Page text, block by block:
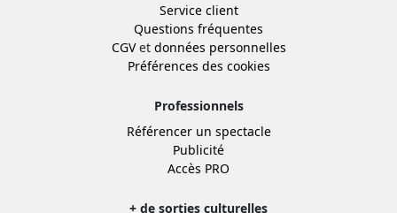
Service client
Questions fréquentes
CGVet données personnelles
Préférences des cookies
Professionnels
Référencer un spectacle
Publicité
Accès PRO
+ de sorties culturelles